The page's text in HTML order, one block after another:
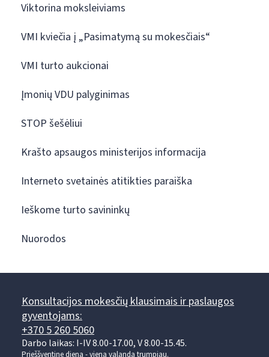
Viktorina moksleiviams
VMI kviečia į „Pasimatymą su mokesčiais“
VMI turto aukcionai
Įmonių VDU palyginimas
STOP šešėliui
Krašto apsaugos ministerijos informacija
Interneto svetainės atitikties paraiška
Ieškome turto savininkų
Nuorodos
Konsultacijos mokesčių klausimais ir paslaugos
gyventojams:
+370 5 260 5060
Darbo laikas: I-IV 8.00-17.00, V 8.00-15.45.
Prieššventinę dieną - viena valanda trumpiau.